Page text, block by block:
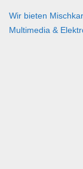
Wir bieten
Multimedia &